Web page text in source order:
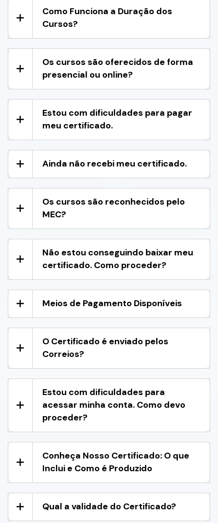
Como Funciona a Duração dos
Cursos?
Os cursos são oferecidos de forma
presencial ou online?
Estou com dificuldades para pagar
meu certificado.
Ainda não recebi meu certificado.
Os cursos são reconhecidos pelo
MEC?
Não estou conseguindo baixar meu
certificado. Como proceder?
Meios de Pagamento Disponíveis
O Certificado é enviado pelos
Correios?
Estou com dificuldades para
acessar minha conta. Como devo
proceder?
Conheça Nosso Certificado: O que
Inclui e Como é Produzido
Qual a validade do Certificado?